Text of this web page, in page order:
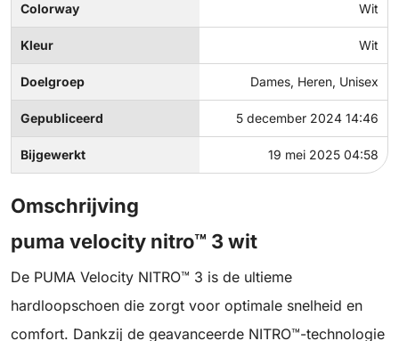
Colorway Wit
Kleur Wit
Doelgroep Dames, Heren, Unisex
Gepubliceerd 5 december 2024 14:46
Bijgewerkt 19 mei 2025 04:58
Omschrijving
puma velocity nitro™ 3 wit
De PUMA Velocity NITRO™ 3 is de ultieme
hardloopschoen die zorgt voor optimale snelheid en
comfort. Dankzij de geavanceerde NITRO™-technologie